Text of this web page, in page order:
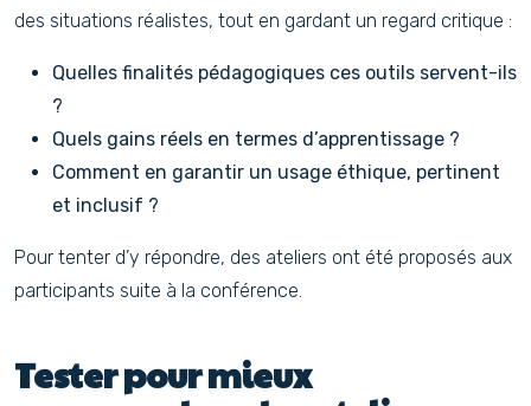
des situations réalistes, tout en gardant un regard critique :
Quelles finalités pédagogiques ces outils servent-ils
?
Quels gains réels en termes d’apprentissage ?
Comment en garantir un usage éthique, pertinent
et inclusif ?
Pour tenter d’y répondre, des ateliers ont été proposés aux
participants suite à la conférence.
Tester pour mieux